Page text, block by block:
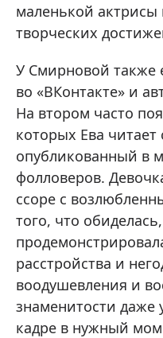
маленькой актрисы
творческих
У Смирновой также
во «ВКонтакте» и
На втором часто
которых Ева читает
опубликованный в
фолловеров.
ссоре с
того, что
расстройства и
воодушевления и
знаменитости даже
кадре в нужный